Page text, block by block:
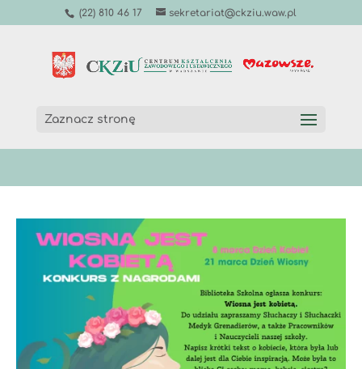
(22) 810 46 17 sekretariat@ckziu.waw.pl
Zaznacz stronę